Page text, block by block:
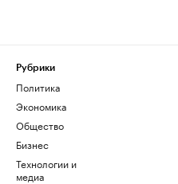
Рубрики
Политика
Экономика
Общество
Бизнес
Технологии и
медиа